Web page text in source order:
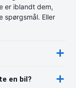
er iblandt dem,
spørgsmål. Eller
en bil?